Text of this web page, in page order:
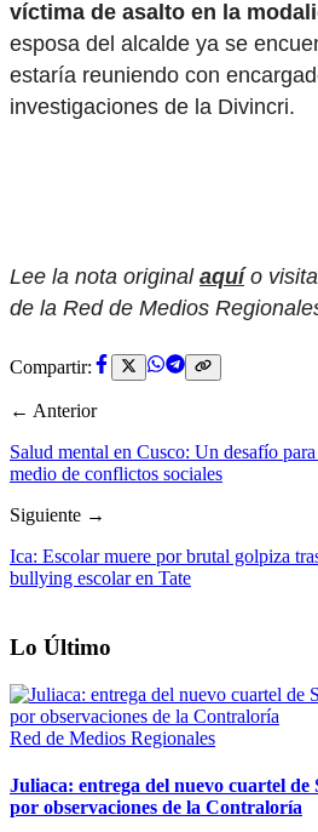
víctima de asalto en la
esposa del alcalde ya se
estaría reuniendo con
investigaciones de la Divincri.
Lee la nota original aquío visita
de la Red de Medios
Compartir:
← Anterior
Salud mental en Cusco: Un desafío
medio de conflictos sociales
Siguiente →
Ica: Escolar muere por brutal golpiza
bullying escolar en Tate
Lo Último
Red de Medios Regionales
Juliaca: entrega del nuevo cuartel de
por observaciones de la Contraloría